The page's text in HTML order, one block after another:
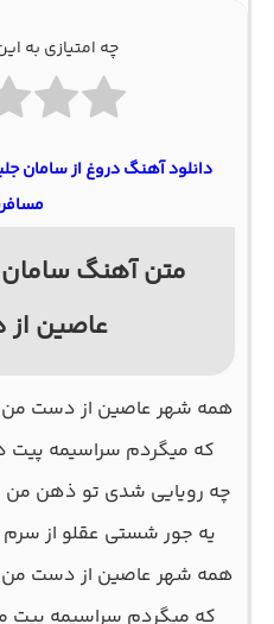
چه امتیازی به
دانلود آهنگ دروغ از سامان
متن آهنگ
عاصین
همه شهر عاصین از دست من
که میگردم سراسیمه پیت
چه رویایی شدی تو ذهن من
یه جور شستی عقلو از
همه شهر عاصین از دست من
که میگردم سراسیمه پیت